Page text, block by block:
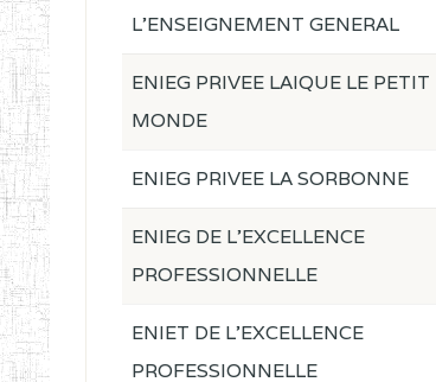
L'ENSEIGNEMENT GENERAL
ENIEG PRIVEE LAIQUE LE PETIT
MONDE
ENIEG PRIVEE LA SORBONNE
ENIEG DE L'EXCELLENCE
PROFESSIONNELLE
ENIET DE L'EXCELLENCE
PROFESSIONNELLE